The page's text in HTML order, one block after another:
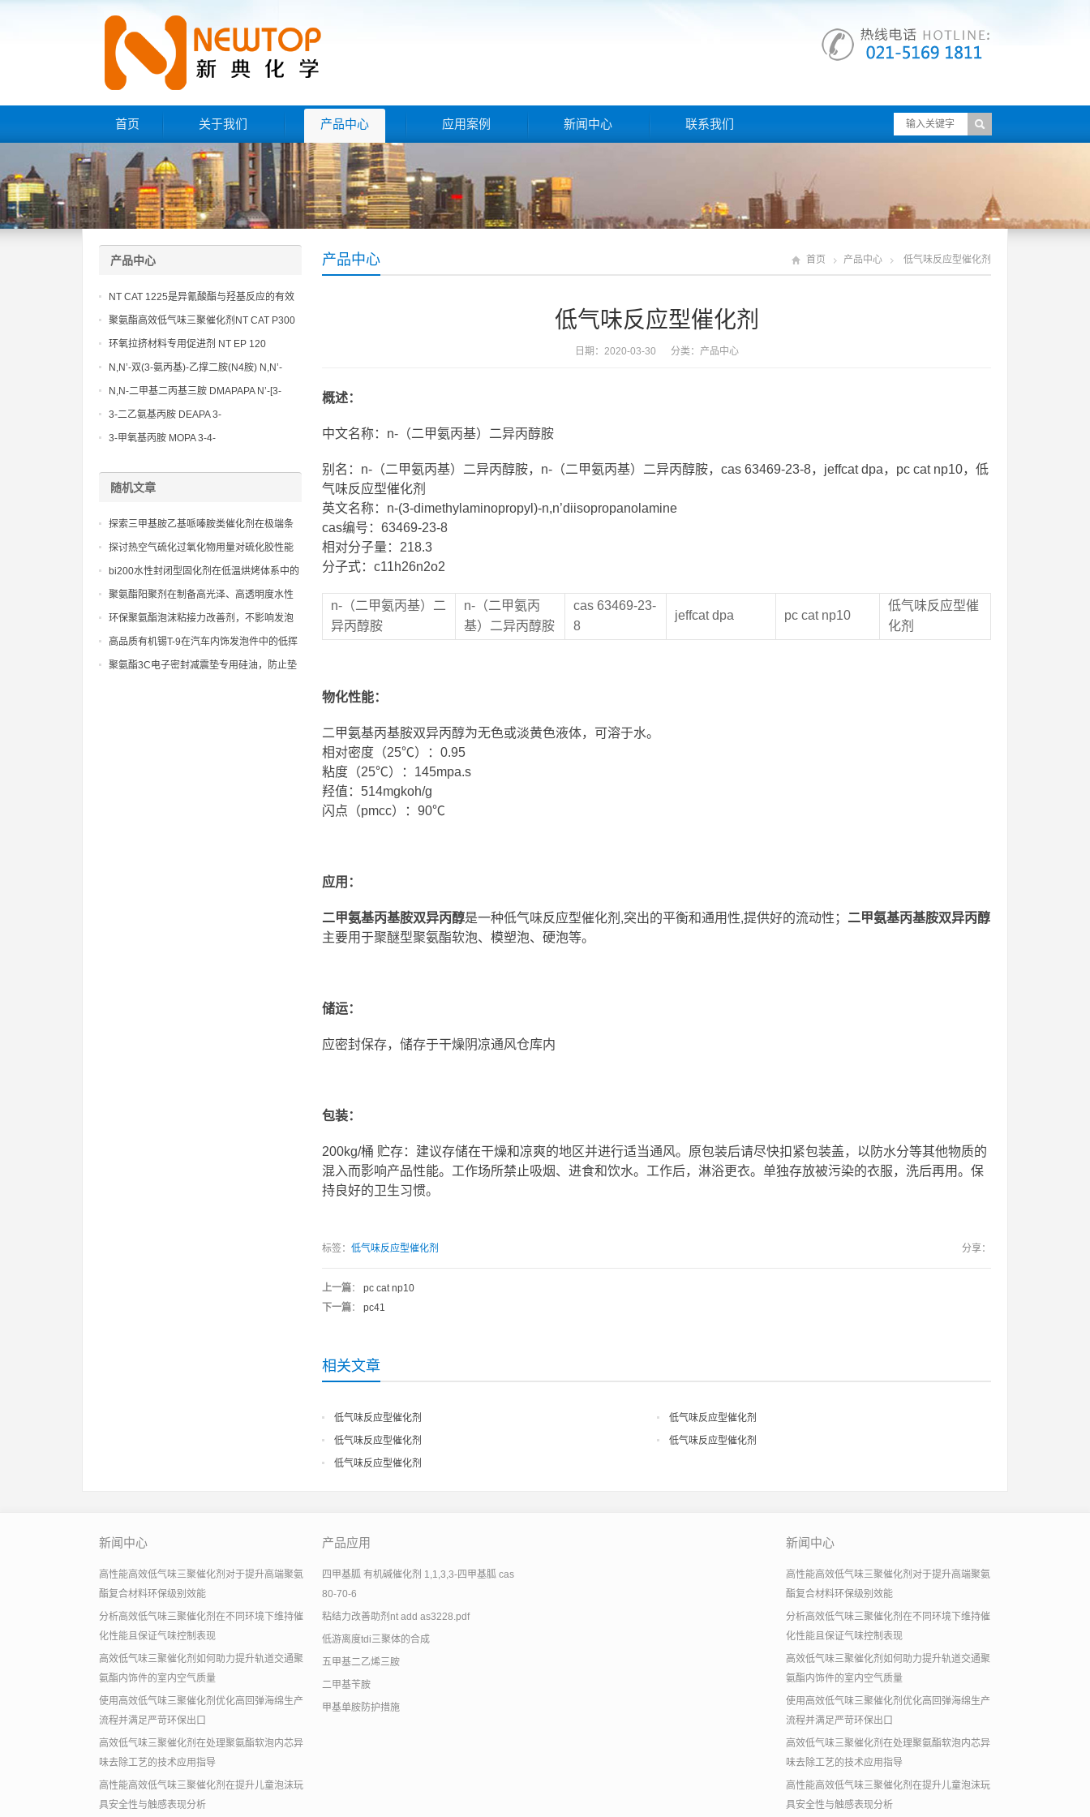
首页 关于我们 产品中心 应用案例 新闻中心 联系我们
产品中心 首页 产品中心 低气味反应型催化剂
低气味反应型催化剂
日期：2020-03-30 分类： 产品中心
概述：
中文名称：n-（二甲氨丙基）二异丙醇胺
别名：n-（二甲氨丙基）二异丙醇胺，n-（二甲氨丙基）二异丙醇胺，cas 63469-23-8，jeffcat dpa，pc cat np10，低
气味反应型催化剂
英文名称：n-(3-dimethylaminopropyl)-n,n’diisopropanolamine
cas编号：63469-23-8
相对分子量：218.3
分子式：c11h26n2o2
n-（二甲氨丙基）二
异丙醇胺
n-（二甲氨丙
基）二异丙醇胺
cas 63469-23-
8
jeffcat dpa pc cat np10
低气味反应型催
化剂
物化性能：
二甲氨基丙基胺双异丙醇为无色或淡黄色液体，可溶于水。
相对密度（25℃）：0.95
粘度（25℃）：145mpa.s
羟值：514mgkoh/g
闪点（pmcc）：90℃
应用 ：
二甲氨基丙基胺双异丙醇是一种低气味反应型催化剂,突出的平衡和通用性,提供好的流动性； 二甲氨基丙基胺双异丙醇
主要用于聚醚型聚氨酯软泡、模塑泡、硬泡等。
储运：
应密封保存，储存于干燥阴凉通风仓库内
包装：
200kg/桶 贮存：建议存储在干燥和凉爽的地区并进行适当通风。原包装后请尽快扣紧包装盖，以防水分等其他物质的
混入而影响产品性能。工作场所禁止吸烟、进食和饮水。工作后，淋浴更衣。单独存放被污染的衣服，洗后再用。保
持良好的卫生习惯。
标签： 低气味反应型催化剂 分享：
上一篇： pc cat np10
下一篇： pc41
相关文章
低气味反应型催化剂
低气味反应型催化剂
低气味反应型催化剂
低气味反应型催化剂
低气味反应型催化剂
产品中心
NT CAT 1225是异氰酸酯与羟基反应的有效
催化剂
聚氨酯高效低气味三聚催化剂NT CAT P300
环氧拉挤材料专用促进剂 NT EP 120
N,N’-双(3-氨丙基)-乙撑二胺(N4胺) N,N’-
Bis(3-aminopropyl)-ethylenediamine CAS
No10563-26-5
N,N-二甲基二丙基三胺 DMAPAPA N’-[3-
(dimethylamino)propyllpropane-1,3-
diamine CAS No10563-29-8
3-二乙氨基丙胺 DEAPA 3-
(Diethylamino)propylamine CAS No 104-
3-甲氧基丙胺 MOPA 3-4-
随机文章
探索三甲基胺乙基哌嗪胺类催化剂在极端条
件下的稳定性和可靠性
探讨热空气硫化过氧化物用量对硫化胶性能
的影响
bi200水性封闭型固化剂在低温烘烤体系中的
应用
聚氨酯阳聚剂在制备高光泽、高透明度水性
聚氨酯涂料中的关键作用
环保聚氨酯泡沫粘接力改善剂，不影响发泡
倍率，提升管道保温层的整体稳定性
高品质有机锡T-9在汽车内饰发泡件中的低挥
发性表现及符合环保检测的标准
聚氨酯3C电子密封减震垫专用硅油，防止垫
新闻中心
高性能高效低气味三聚催化剂对于提升高端聚氨
酯复合材料环保级别效能
分析高效低气味三聚催化剂在不同环境下维持催
化性能且保证气味控制表现
高效低气味三聚催化剂如何助力提升轨道交通聚
氨酯内饰件的室内空气质量
使用高效低气味三聚催化剂优化高回弹海绵生产
流程并满足严苛环保出口
高效低气味三聚催化剂在处理聚氨酯软泡内芯异
味去除工艺的技术应用指导
高性能高效低气味三聚催化剂在提升儿童泡沫玩
具安全性与触感表现分析
产品应用
四甲基胍 有机碱催化剂 1,1,3,3-四甲基胍 cas
80-70-6
粘结力改善助剂nt add as3228.pdf
低游离度tdi三聚体的合成
五甲基二乙烯三胺
二甲基苄胺
甲基单胺防护措施
新闻中心
高性能高效低气味三聚催化剂对于提升高端聚氨
酯复合材料环保级别效能
分析高效低气味三聚催化剂在不同环境下维持催
化性能且保证气味控制表现
高效低气味三聚催化剂如何助力提升轨道交通聚
氨酯内饰件的室内空气质量
使用高效低气味三聚催化剂优化高回弹海绵生产
流程并满足严苛环保出口
高效低气味三聚催化剂在处理聚氨酯软泡内芯异
味去除工艺的技术应用指导
高性能高效低气味三聚催化剂在提升儿童泡沫玩
具安全性与触感表现分析